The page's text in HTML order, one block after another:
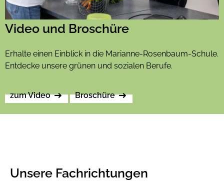
Video und Broschüre
Erhalte einen Einblick in die Marianne-Rosenbaum-Schule.
Entdecke unsere grünen und sozialen Berufe.
zum Video Broschüre
Unsere Fachrichtungen